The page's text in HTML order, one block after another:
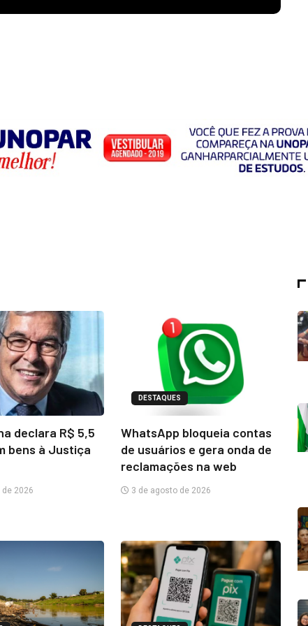
declara R$ 5,5
bens à Justiça
2026
DESTAQUES
WhatsApp bloqueia contas
de usuários e gera onda de
reclamações na web
3 de agosto de 2026